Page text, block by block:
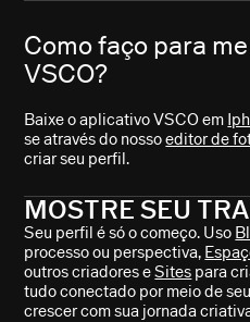
Como faço para
VSCO?
Baixe o aplicativo VSCO em
se através do nossoeditor de
criar seu perfil.
MOSTRE SEU
Seu perfil é só o começo. Uso
processo ou perspectiva,
outros criadores eSites para
tudo conectado por meio de
crescer com sua jornada